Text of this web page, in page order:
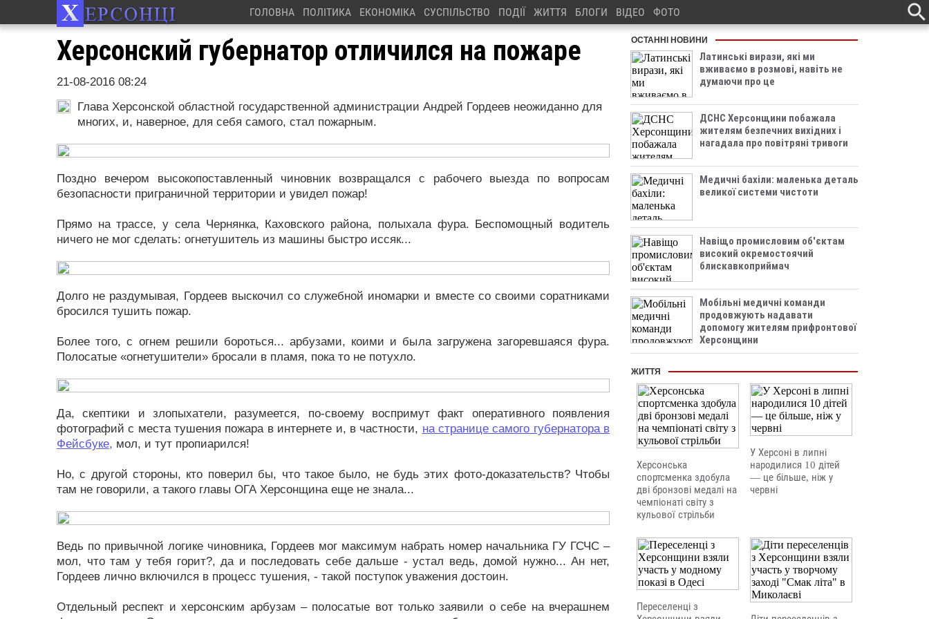
ГОЛОВНА ПОЛІТИКА ЕКОНОМІКА СУСПІЛЬСТВО ПОДІЇ ЖИТТЯ БЛОГИ ВІДЕО ФОТО
Херсонский губернатор отличился на пожаре
21-08-2016 08:24
Глава Херсонской областной государственной администрации Андрей Гордеев неожиданно для
многих, и, наверное, для себя самого, стал пожарным.
Поздно вечером высокопоставленный чиновник возвращался с рабочего выезда по вопросам
безопасности приграничной территории и увидел пожар!
Прямо на трассе, у села Чернянка, Каховского района, полыхала фура. Беспомощный водитель
ничего не мог сделать: огнетушитель из машины быстро иссяк...
Долго не раздумывая, Гордеев выскочил со служебной иномарки и вместе со своими соратниками
бросился тушить пожар.
Более того, с огнем решили бороться... арбузами, коими и была загружена загоревшаяся фура.
Полосатые «огнетушители» бросали в пламя, пока то не потухло.
Да, скептики и злопыхатели, разумеется, по-своему воспримут факт оперативного появления
фотографий с места тушения пожара в интернете и, в частности, на странице самого губернатора в
Фейсбуке, мол, и тут пропиарился!
Но, с другой стороны, кто поверил бы, что такое было, не будь этих фото-доказательств? Чтобы
там не говорили, а такого главы ОГА Херсонщина еще не знала...
Ведь по привычной логике чиновника, Гордеев мог максимум набрать номер начальника ГУ ГСЧС –
мол, что там у тебя горит?, да и последовать себе дальше - устал ведь, домой нужно... Ан нет,
Гордеев лично включился в процесс тушения, - такой поступок уважения достоин.
Отдельный респект и херсонским арбузам – полосатые вот только заявили о себе на вчерашнем
ОСТАННІ НОВИНИ
Латинські вирази, які ми
вживаємо в розмові, навіть не
думаючи про це
ДСНС Херсонщини побажала
жителям безпечних вихідних і
нагадала про повітряні тривоги
Медичні бахіли: маленька деталь
великої системи чистоти
Навіщо промисловим об'єктам
високий окремостоячий
блискавкоприймач
Мобільні медичні команди
продовжують надавати
допомогу жителям прифронтової
Херсонщини
ЖИТТЯ
Херсонська
спортсменка здобула
дві бронзові медалі на
чемпіонаті світу з
кульової стрільби
У Херсоні в липні
народилися 10 дітей
— це більше, ніж у
червні
Переселенці з